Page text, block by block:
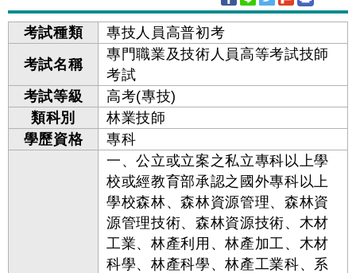
考試種類
專技人員高普初考
考試名稱
專門職業及技術人員高等考試技師
考試
考試等級
高考(專技)
類科別
林業技師
學歷資格
專科
一、公立或立案之私立專科以上學
校或經教育部承認之國外專科以上
學校森林、森林資源管理、森林資
源管理技術、森林資源技術、木材
工業、林產利用、林產加工、木材
科學、林產科學、林產工業科、系